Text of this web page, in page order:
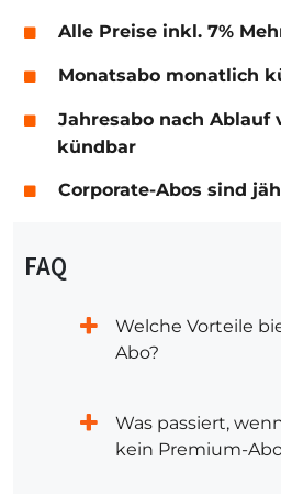
Alle Preise inkl. 7%
Monatsabo monatlich
Jahresabo nach Ablauf
kündbar
Corporate-Abos sind
FAQ
Welche Vorteile
Abo?
Was passiert,
kein Premium-